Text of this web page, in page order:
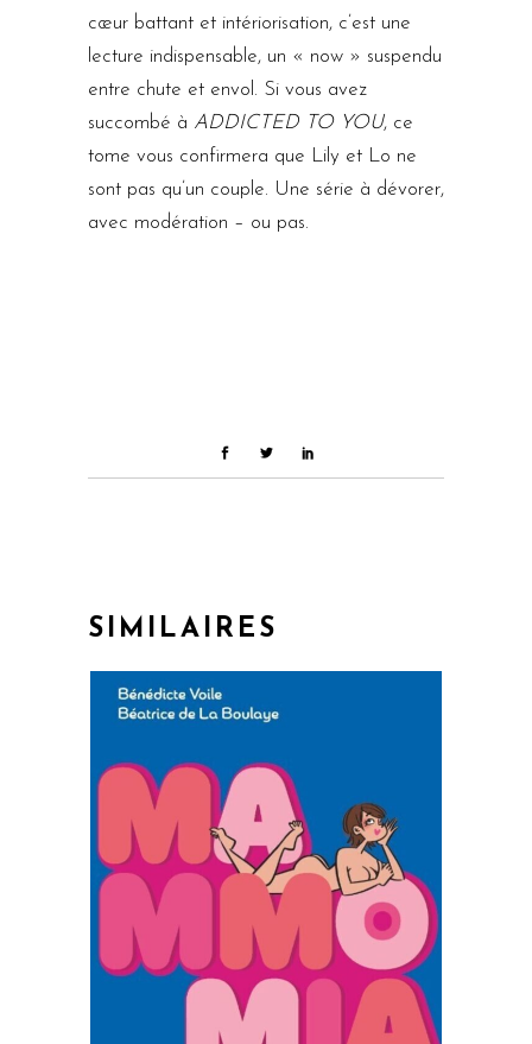
cœur battant et intériorisation, c’est une
lecture indispensable, un « now » suspendu
entre chute et envol. Si vous avez
succombé à ADDICTED TO YOU, ce
tome vous confirmera que Lily et Lo ne
sont pas qu’un couple. Une série à dévorer,
avec modération – ou pas.
SIMILAIRES